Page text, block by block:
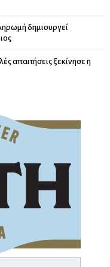
δημιουργεί
απαιτήσεις ξεκίνησε η